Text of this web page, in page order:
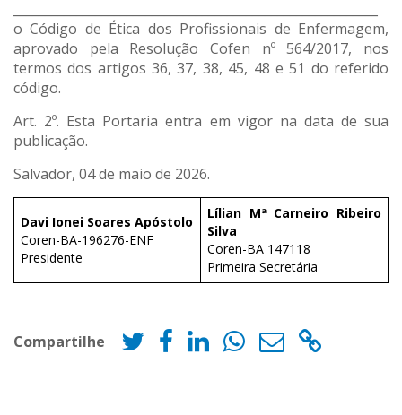
o Código de Ética dos Profissionais de Enfermagem,
aprovado pela Resolução Cofen nº 564/2017, nos
termos dos artigos 36, 37, 38, 45, 48 e 51 do referido
código.
Art. 2º. Esta Portaria entra em vigor na data de sua
publicação.
Salvador, 04 de maio de 2026.
Davi Ionei Soares Apóstolo
Coren-BA-196276-ENF
Presidente
Lílian Mª Carneiro Ribeiro
Silva
Coren-BA 147118
Primeira Secretária
Compartilhe